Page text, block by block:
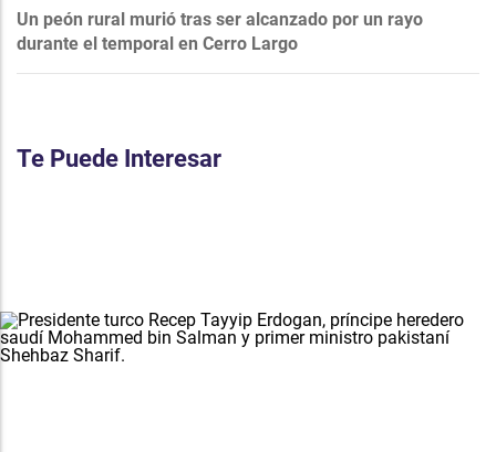
Un peón rural murió tras ser alcanzado por un rayo
durante el temporal en Cerro Largo
Te Puede Interesar